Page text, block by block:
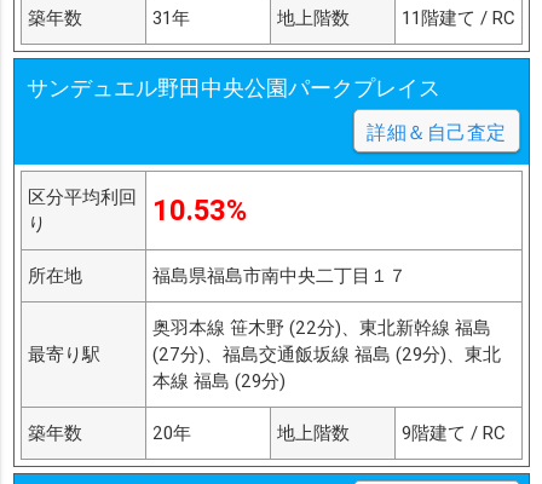
築年数 31年 地上階数 11階建て / RC
サンデュエル野田中央公園パークプレイス
詳細＆自己査定
区分平均利回
り
10.53%
所在地 福島県福島市南中央二丁目１７
最寄り駅
奥羽本線 笹木野 (22分)、東北新幹線 福島
(27分)、福島交通飯坂線 福島 (29分)、東北
本線 福島 (29分)
築年数 20年 地上階数 9階建て / RC